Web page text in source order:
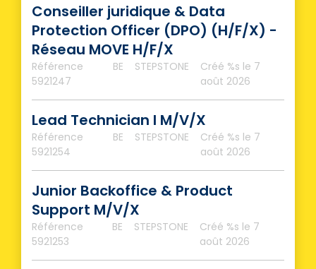
Conseiller juridique & Data
Protection Officer (DPO) (H/F/X) -
Réseau MOVE H/F/X
Référence
5921247
BE STEPSTONE Créé %s le 7
août 2026
Lead Technician I M/V/X
Référence
5921254
BE STEPSTONE Créé %s le 7
août 2026
Junior Backoffice & Product
Support M/V/X
Référence
5921253
BE STEPSTONE Créé %s le 7
août 2026